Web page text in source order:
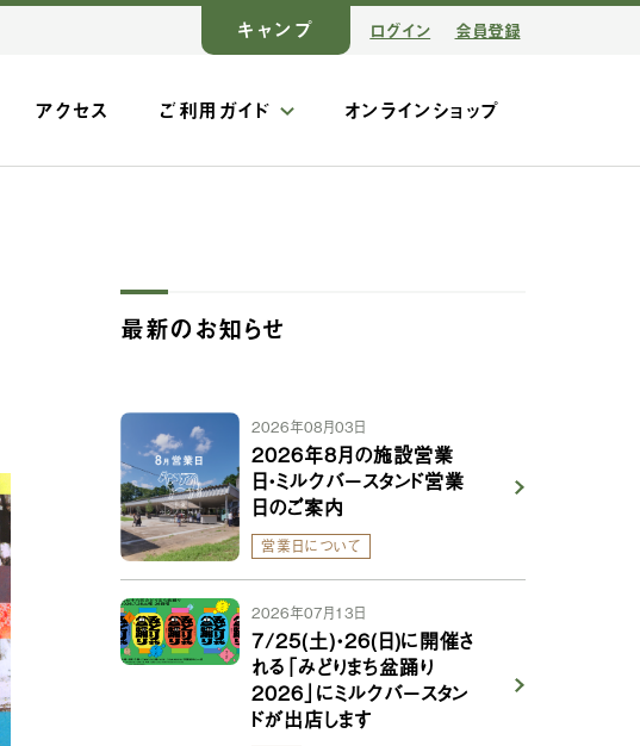
キャンプ ログイン 会員登録
アクセス ご利用ガイド オンラインショップ
最新のお知らせ
2026年08月03日
2026年8月の施設営業
日・ミルクバースタンド営業
日のご案内
営業日について
2026年07月13日
7/25(土)・26(日)に開催さ
れる「みどりまち盆踊り
2026」にミルクバースタン
ドが出店します